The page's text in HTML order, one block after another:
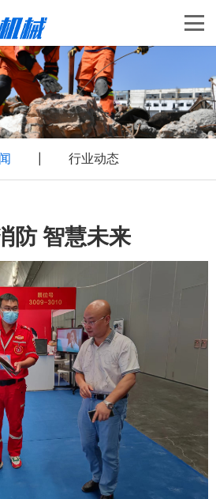
行业动态
防 智慧未来